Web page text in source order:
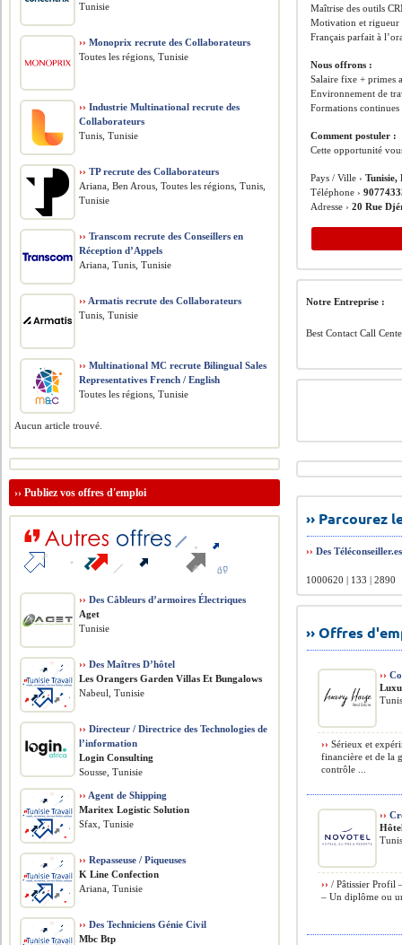
Maîtrise des outils
Motivation et rigueur
Français parfait à
Nous offrons :
Salaire fixe + primes
Environnement de
Formations
Comment postuler :
Cette opportunité
Pays / Ville ›Tunisie,
Téléphone ›
Adresse ›20 Rue
Notre Entreprise :
Best Contact Call
››
››Des
1000620 | 133 | 2890
›› Offres
››
›› Sérieux et
financière et de la
contrôle ...
››
›› / Pâtissier Profil
– Un diplôme ou
Tunisie
›› Monoprix recrute des Collaborateurs
Toutes les régions, Tunisie
›› Industrie Multinational recrute des
Collaborateurs
Tunis, Tunisie
›› TP recrute des Collaborateurs
Ariana, Ben Arous, Toutes les régions, Tunis,
Tunisie
›› Transcom recrute des Conseillers en
Réception d’Appels
Ariana, Tunis, Tunisie
›› Armatis recrute des Collaborateurs
Tunis, Tunisie
›› Multinational MC recrute Bilingual Sales
Representatives French / English
Toutes les régions, Tunisie
Aucun article trouvé.
››Publiez vos offres d'emploi
›› Des Câbleurs d’armoires Électriques
Aget
Tunisie
›› Des Maîtres D’hôtel
Les Orangers Garden Villas Et Bungalows
Nabeul, Tunisie
›› Directeur / Directrice des Technologies de
l’information
Login Consulting
Sousse, Tunisie
›› Agent de Shipping
Maritex Logistic Solution
Sfax, Tunisie
›› Repasseuse / Piqueuses
K Line Confection
Ariana, Tunisie
›› Des Techniciens Génie Civil
Mbc Btp